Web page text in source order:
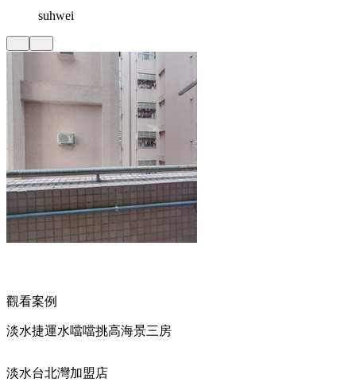
suhwei
觀看案例
淡水捷運水噹噹挑高海景三房
淡水台北灣加盟店